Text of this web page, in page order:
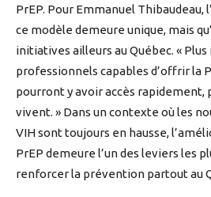
PrEP. Pour Emmanuel Thibaudeau,
ce modèle demeure unique, mais
initiatives ailleurs au Québec. « Plus
professionnels capables d’offrir la
pourront y avoir accès rapidement,
vivent. » Dans un contexte où les
VIH sont toujours en hausse,
PrEP demeure l’un des leviers les
renforcer la prévention partout au